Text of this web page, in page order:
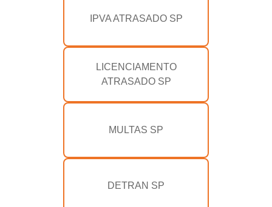
IPVA ATRASADO SP
LICENCIAMENTO
ATRASADO SP
MULTAS SP
DETRAN SP